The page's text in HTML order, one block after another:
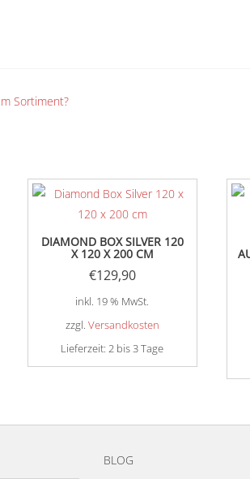
Sortiment?
DIAMOND BOX SILVER 120
X 120 X 200 CM
€129,90
inkl. 19 % MwSt.
zzgl. Versandkosten
Lieferzeit:2 bis 3 Tage
BLOG